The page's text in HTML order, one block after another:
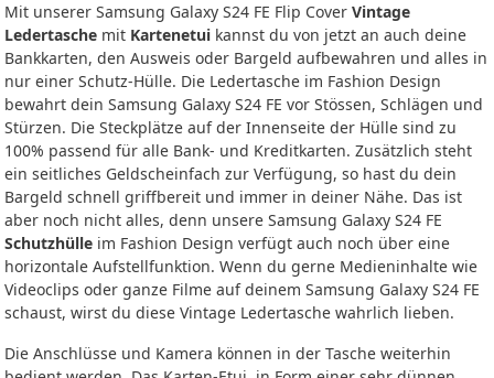
Mit unserer Samsung Galaxy S24 FE Flip Cover Vintage
Ledertasche mit Kartenetui kannst du von jetzt an auch deine
Bankkarten, den Ausweis oder Bargeld aufbewahren und alles in
nur einer Schutz-Hülle. Die Ledertasche im Fashion Design
bewahrt dein Samsung Galaxy S24 FE vor Stössen, Schlägen und
Stürzen. Die Steckplätze auf der Innenseite der Hülle sind zu
100% passend für alle Bank- und Kreditkarten. Zusätzlich steht
ein seitliches Geldscheinfach zur Verfügung, so hast du dein
Bargeld schnell griffbereit und immer in deiner Nähe. Das ist
aber noch nicht alles, denn unsere Samsung Galaxy S24 FE
Schutzhülle im Fashion Design verfügt auch noch über eine
horizontale Aufstellfunktion. Wenn du gerne Medieninhalte wie
Videoclips oder ganze Filme auf deinem Samsung Galaxy S24 FE
schaust, wirst du diese Vintage Ledertasche wahrlich lieben.
Die Anschlüsse und Kamera können in der Tasche weiterhin